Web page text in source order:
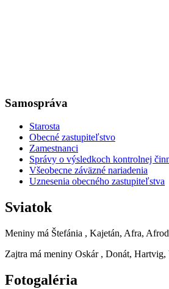
Samospráva
Starosta
Obecné zastupiteľstvo
Zamestnanci
Správy o výsledkoch kontrolnej
Všeobecne záväzné nariadenia
Uznesenia obecného zastupiteľstva
Sviatok
Meniny má Štefánia , Kajetán, Afra,
Zajtra má meniny Oskár , Donát,
Fotogaléria